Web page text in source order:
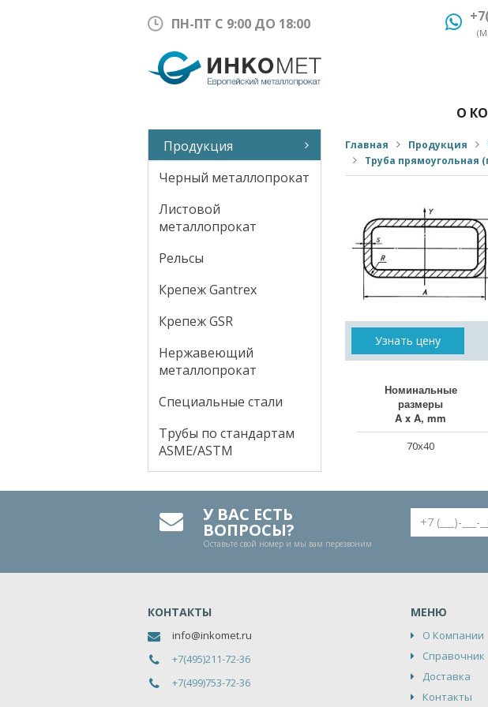
ПН-ПТ С 9:00 ДО 18:00
Продукция
Черный металлопрокат
Листовой
металлопрокат
Рельсы
Крепеж Gantrex
Крепеж GSR
Нержавеющий
металлопрокат
Специальные стали
Трубы по стандартам
ASME/ASTM
О
Главная Продукция
Труба прямоугольная
Узнать цену
Номинальные
размеры
A x A, mm
70x40
У ВАС ЕСТЬ
ВОПРОСЫ?
Оставьте свой номер и мы вам перезвоним
КОНТАКТЫ
info@inkomet.ru
+7(495)211-72-36
+7(499)753-72-36
МЕНЮ
О Компании
Справочник
Доставка
Контакты